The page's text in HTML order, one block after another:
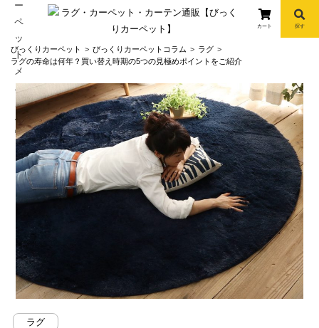
info
カート 探す
びっくりカーペット びっくりカーペットコラム
ラグ
ラグの寿命は何年？買い替え時期の5つの見極めポイントをご紹介
ラグ